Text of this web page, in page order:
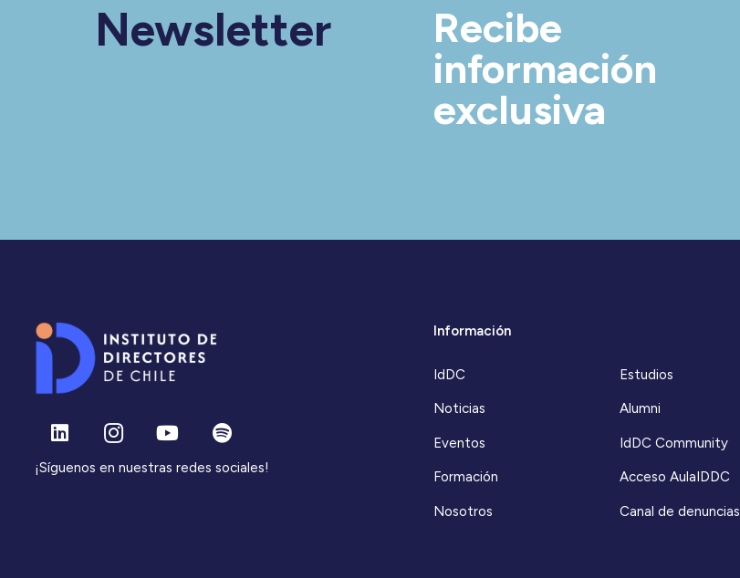
Newsletter
Recibe
información
exclusiva
¡Síguenos en nuestras redes sociales!
Información
IdDC
Noticias
Eventos
Formación
Nosotros
Estudios
Alumni
IdDC Community
Acceso AulaIDDC
Canal de denuncias